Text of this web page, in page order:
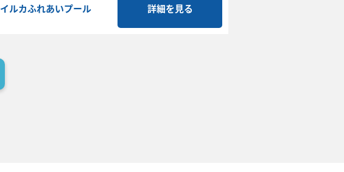
イルカふれあいプール 詳細を見る